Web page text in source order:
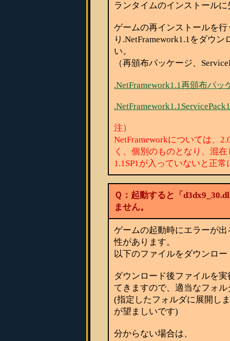
ランタイムのインストール
ゲームの再インストールを
り.NetFramework1.1をダウ
い。
（再頒布パッケージ、
.NetFramework1.1再頒布パッ
.NetFramework1.1ServicePack1
注）
NetFrameworkについては、
く、個別のものとなり、混
1.1SP1が入っていないと正
Ｑ：起動すると「
ません。
ゲームの起動時にエラーが
性があります。
以下のファイルをダウンロ
ダウンロード後ファイルを
てきますので、適当なフォ
(指定したフォルダに展開し
が望ましいです)
分からない場合は、